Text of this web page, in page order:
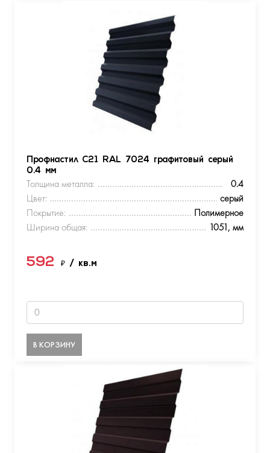
Профнастил С21 RAL 7024 графитовый серый
0.4 мм
Толщина металла:
0.4
Цвет:
серый
Покрытие:
Полимерное
Ширина общая:
1051, мм
592 ₽ / кв.м
В КОРЗИНУ